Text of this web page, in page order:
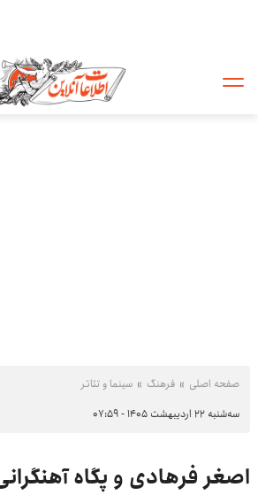
صفحه اصلی فرهنگ سینما و تئاتر
سه‌شنبه ۲۲ اردیبهشت ۱۴۰۵ - ۰۷:۵۹
اصغر فرهادی و پگاه